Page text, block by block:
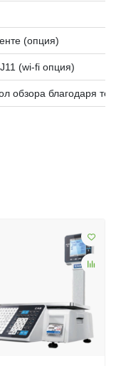
(опция)
(wi-fi опция)
обзора благодаря